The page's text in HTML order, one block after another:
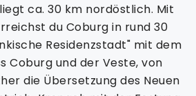
ca. 30 km nordöstlich. Mit
du Coburg in rund 30
Residenzstadt" mit dem
Coburg und der Veste, von
die Übersetzung des Neuen